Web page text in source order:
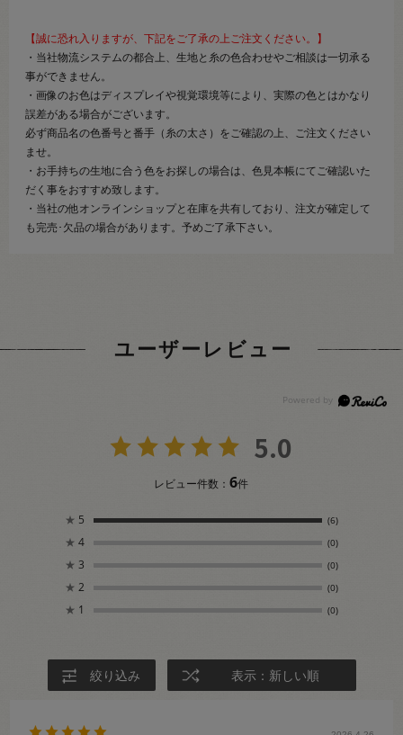
【誠に恐れ入りますが、下記をご了承の上ご注文ください。】
・当社物流システムの都合上、生地と糸の色合わせやご相談は一切承る
事ができません。
・画像のお色はディスプレイや視覚環境等により、実際の色とはかなり
誤差がある場合がございます。
必ず商品名の色番号と番手（糸の太さ）をご確認の上、ご注文ください
ませ。
・お手持ちの生地に合う色をお探しの場合は、色見本帳にてご確認いた
だく事をおすすめ致します。
・当社の他オンラインショップと在庫を共有しており、注文が確定して
も完売･欠品の場合があります。予めご了承下さい。
ユーザーレビュー
5.0
レビュー件数：6件
★ 5 (6)
★ 4 (0)
★ 3 (0)
★ 2 (0)
★ 1 (0)
絞り込み 表示：新しい順